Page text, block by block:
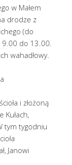
w Małem
drodze z
(do
do 13.00.
wahadłowy.
i złożoną
Kułach,
tym tygodniu
Janowi